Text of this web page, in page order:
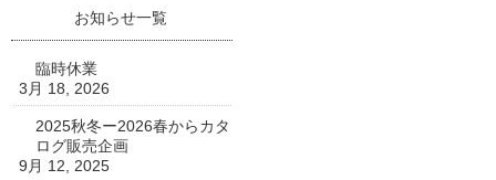
お知らせ一覧
臨時休業
3月 18, 2026
2025秋冬ー2026春からカタ
ログ販売企画
9月 12, 2025